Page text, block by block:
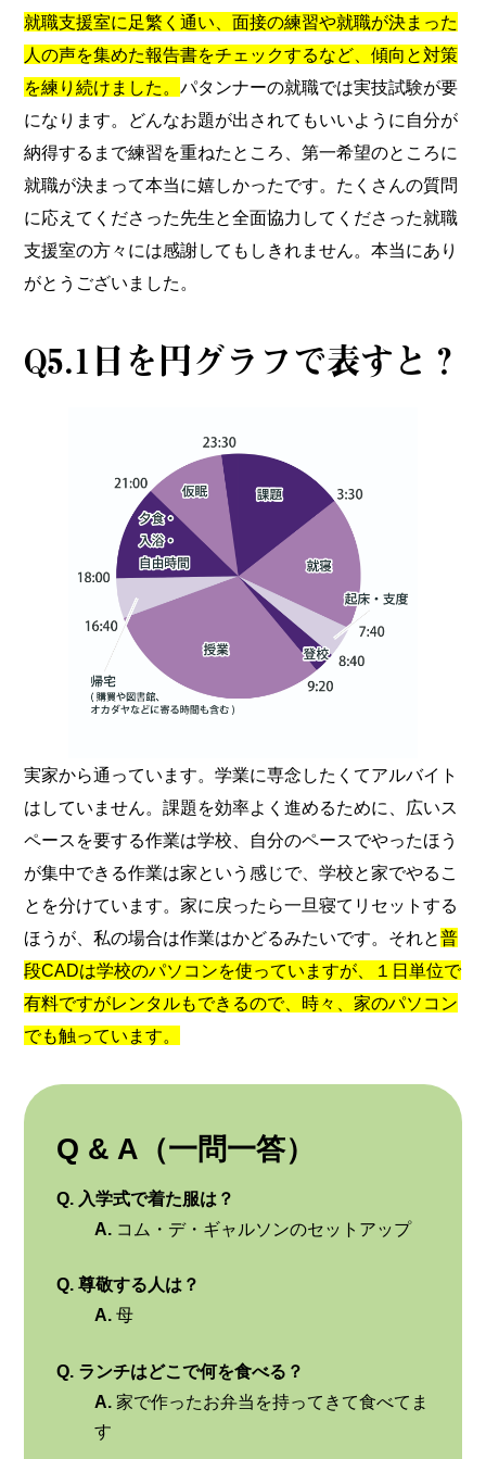
就職支援室に足繁く通い、面接の練習や就職が決まった
人の声を集めた報告書をチェックするなど、傾向と対策
を練り続けました。 パタンナーの就職では実技試験が要
になります。どんなお題が出されてもいいように自分が
納得するまで練習を重ねたところ、第一希望のところに
就職が決まって本当に嬉しかったです。たくさんの質問
に応えてくださった先生と全面協力してくださった就職
支援室の方々には感謝してもしきれません。本当にあり
がとうございました。
Q5.1日を円グラフで表すと？
実家から通っています。学業に専念したくてアルバイト
はしていません。課題を効率よく進めるために、広いス
ペースを要する作業は学校、自分のペースでやったほう
が集中できる作業は家という感じで、学校と家でやるこ
とを分けています。家に戻ったら一旦寝てリセットする
ほうが、私の場合は作業はかどるみたいです。それと普
段CADは学校のパソコンを使っていますが、１日単位で
有料ですがレンタルもできるので、時々、家のパソコン
でも触っています。
Q & A（一問一答）
Q. 入学式で着た服は？
A. コム・デ・ギャルソンのセットアップ
Q. 尊敬する人は？
A.母
Q. ランチはどこで何を食べる？
A.家で作ったお弁当を持ってきて食べてま
す